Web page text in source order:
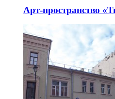
Арт-пространство